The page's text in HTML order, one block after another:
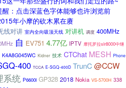
：点击深蓝色字体能够也许浏览前
年小摩的砍木累在赓
线对讲 室内全向吸顶天线 对讲机 调度 400MHz
自 EV751 4.77亿 IPTV 摩托罗拉slr8000中继
K4A8G045WC Kidner 技术 CTChat MESH Phone
400 TCCA E-SGQ-400D TrunC @CCW
系统 P6600i GP328 2018 Nokia VS-5700H 338